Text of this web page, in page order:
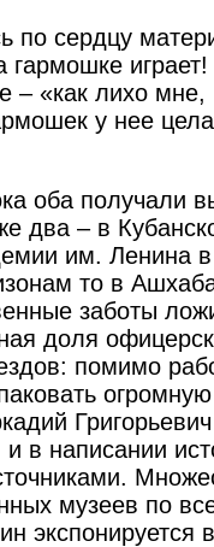
по сердцу
гармошке
– «как лихо
у нее
оба получали
два – в
им. Ленина
то в
заботы
доля
помимо
в написании
музеев по